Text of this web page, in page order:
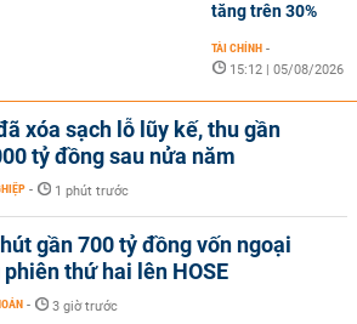
tăng trên 30%
TÀI CHÍNH -
15:12 | 05/08/2026
xóa sạch lỗ lũy kế, thu gần
tỷ đồng sau nửa năm
- 1 phút trước
gần 700 tỷ đồng vốn ngoại
thứ hai lên HOSE
- 3 giờ trước